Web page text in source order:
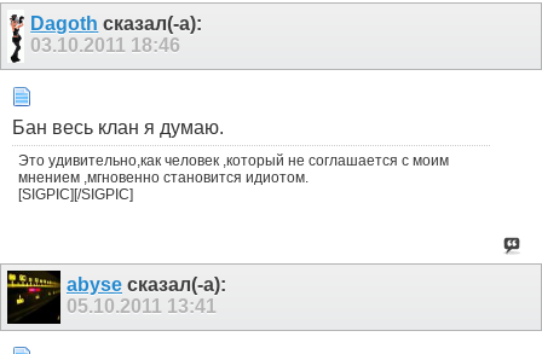
Dagoth сказал(-а):
03.10.2011 18:46
Бан весь клан я думаю.
Это удивительно,как человек ,который не соглашается с моим
мнением ,мгновенно становится идиотом.
[SIGPIC][/SIGPIC]
abyse сказал(-а):
05.10.2011 13:41